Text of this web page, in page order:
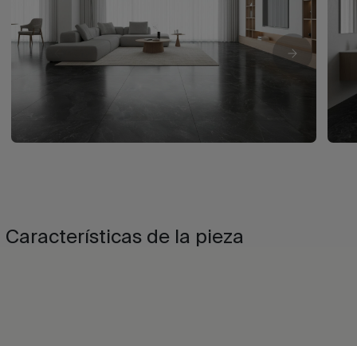
Características de la pieza